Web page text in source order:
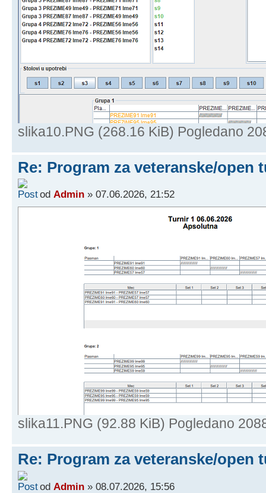
slika10.PNG (268.16 KiB) Pogledano
Re: Program za veteranske/open
od Admin » 07.06.2026, 21:52
slika11.PNG (92.88 KiB) Pogledano
Re: Program za veteranske/open
od Admin » 08.07.2026, 15:56